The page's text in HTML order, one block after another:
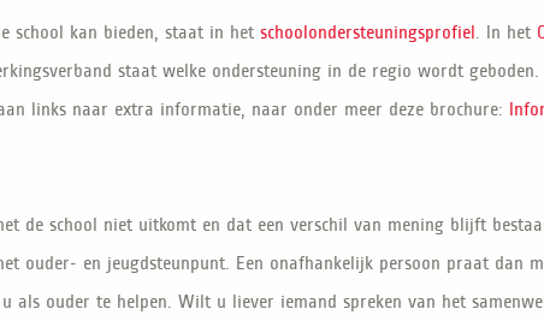
school kan bieden, staat in het schoolondersteuningsprofiel . In het
staat welke ondersteuning in de regio wordt geboden.
links naar extra informatie, naar onder meer deze brochure:
de school niet uitkomt en dat een verschil van mening blijft
ouder- en jeugdsteunpunt. Een onafhankelijk persoon praat dan
als ouder te helpen. Wilt u liever iemand spreken van het